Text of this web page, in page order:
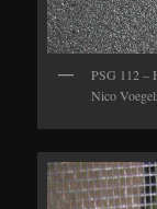
PSG 112 –
Nico